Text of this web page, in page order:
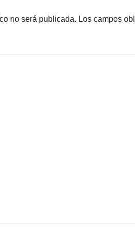
no será publicada. Los campos